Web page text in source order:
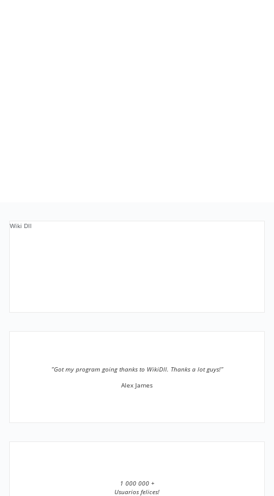
Wiki Dll
”Got my program going thanks to WikiDll. Thanks a lot guys!”
Alex James
1 000 000 +
Usuarios felices!